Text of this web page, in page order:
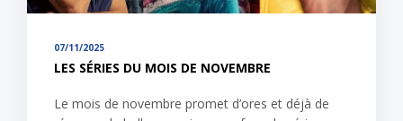
07/11/2025
LES SÉRIES DU MOIS DE NOVEMBRE
Le mois de novembre promet d’ores et déjà de